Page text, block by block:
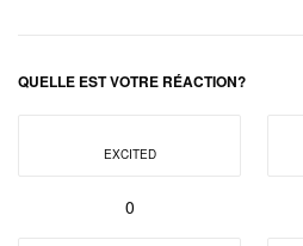
QUELLE EST VOTRE RÉACTION?
EXCITED
0